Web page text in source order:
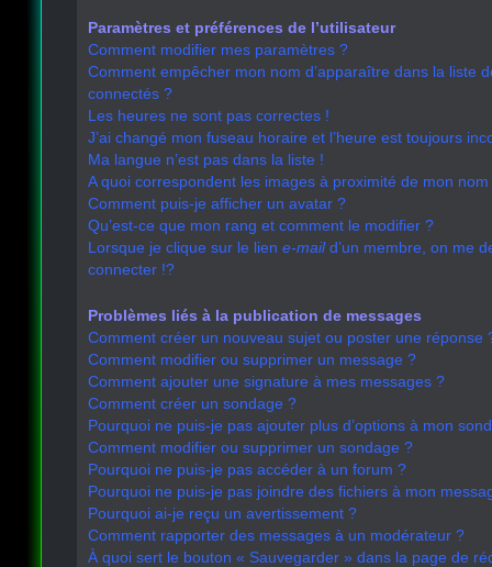
Paramètres et préférences de l’utilisateur
Comment modifier mes paramètres ?
Comment empêcher mon nom d’apparaître dans la liste
connectés ?
Les heures ne sont pas correctes !
J’ai changé mon fuseau horaire et l’heure est toujours
Ma langue n’est pas dans la liste !
A quoi correspondent les images à proximité de mon nom
Comment puis-je afficher un avatar ?
Qu’est-ce que mon rang et comment le modifier ?
Lorsque je clique sur le lien e-maild’un membre, on me
connecter !?
Problèmes liés à la publication de messages
Comment créer un nouveau sujet ou poster une réponse
Comment modifier ou supprimer un message ?
Comment ajouter une signature à mes messages ?
Comment créer un sondage ?
Pourquoi ne puis-je pas ajouter plus d’options à mon
Comment modifier ou supprimer un sondage ?
Pourquoi ne puis-je pas accéder à un forum ?
Pourquoi ne puis-je pas joindre des fichiers à mon
Pourquoi ai-je reçu un avertissement ?
Comment rapporter des messages à un modérateur ?
À quoi sert le bouton « Sauvegarder » dans la page de